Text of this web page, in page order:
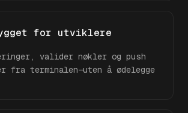
for utviklere
valider nøkler og push
fra terminalen—uten å ødelegge